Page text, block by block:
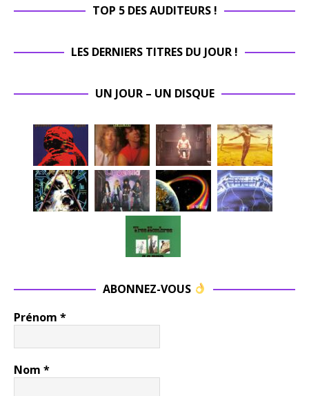
TOP 5 DES AUDITEURS !
LES DERNIERS TITRES DU JOUR !
UN JOUR – UN DISQUE
ABONNEZ-VOUS
Prénom *
Nom *